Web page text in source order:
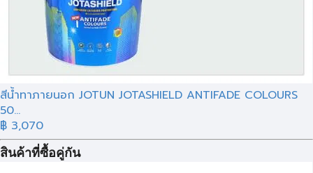
สีน้ำทาภายนอก JOTUN JOTASHIELD ANTIFADE COLOURS
50...
฿ 3,070
สินค้าที่ซื้อคู่กัน